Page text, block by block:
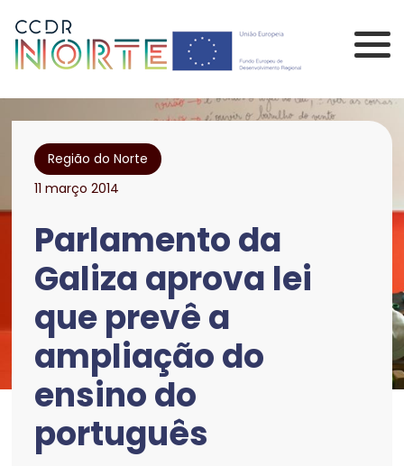
Comissão de
Região do Norte
11 março 2014
Parlamento da
Galiza aprova lei
que prevê a
ampliação do
ensino do
português